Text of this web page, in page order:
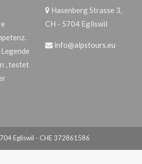
, testet
Hasenberg Strasse 3,
CH - 5704 Egliswil
info@alpstours.eu
Egliswil - CHE 372861586